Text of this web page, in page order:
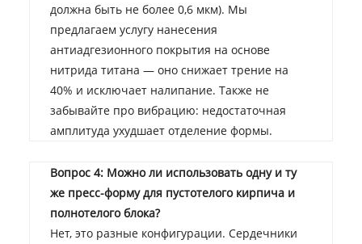
должна быть не более 0,6 мкм). Мы
предлагаем услугу нанесения
антиадгезионного покрытия на основе
нитрида титана — оно снижает трение на
40% и исключает налипание. Также не
забывайте про вибрацию: недостаточная
амплитуда ухудшает отделение формы.
Вопрос 4: Можно ли использовать одну и ту
же пресс-форму для пустотелого кирпича и
полнотелого блока?
Нет, это разные конфигурации. Сердечники